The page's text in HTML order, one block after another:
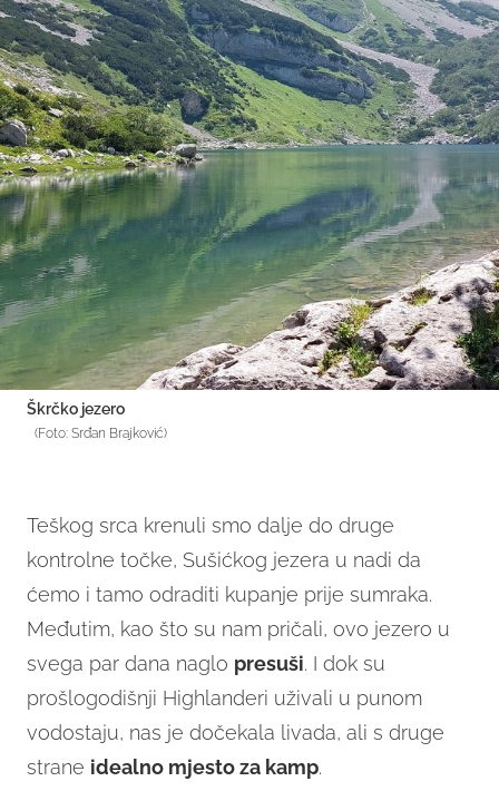
Škrčko jezero
(Foto: Srđan Brajković)
Teškog srca krenuli smo dalje do druge
kontrolne točke, Sušićkog jezera u nadi da
ćemo i tamo odraditi kupanje prije sumraka.
Međutim, kao što su nam pričali, ovo jezero u
svega par dana naglo presuši. I dok su
prošlogodišnji Highlanderi uživali u punom
vodostaju, nas je dočekala livada, ali s druge
strane idealno mjesto za kamp.